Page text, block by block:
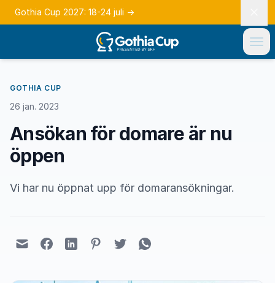
Gothia Cup 2027: 18-24 juli →
GOTHIA CUP
26 jan. 2023
Ansökan för domare är nu
öppen
Vi har nu öppnat upp för domaransökningar.